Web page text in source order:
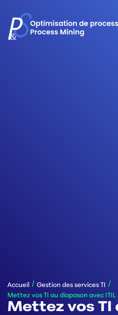
Accueil / Gestion des services TI
/
Mettez vos TI au diapason avec ITIL
Mettez vos TI